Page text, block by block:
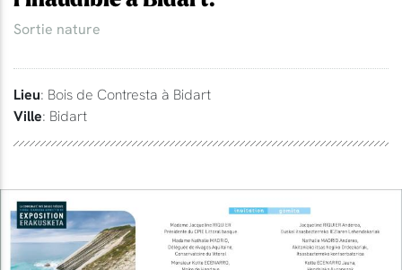
Sortie nature
Lieu: Bois de Contresta à Bidart
Ville: Bidart